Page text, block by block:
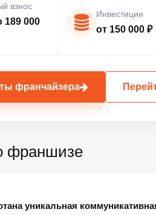
взнос
189 000
Инвестиции
от 150 000 ₽
франчайзера
франшизе
уникальная